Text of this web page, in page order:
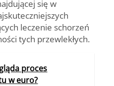
się w
leczenie schorzeń
tych przewlekłych.
proces
w euro?